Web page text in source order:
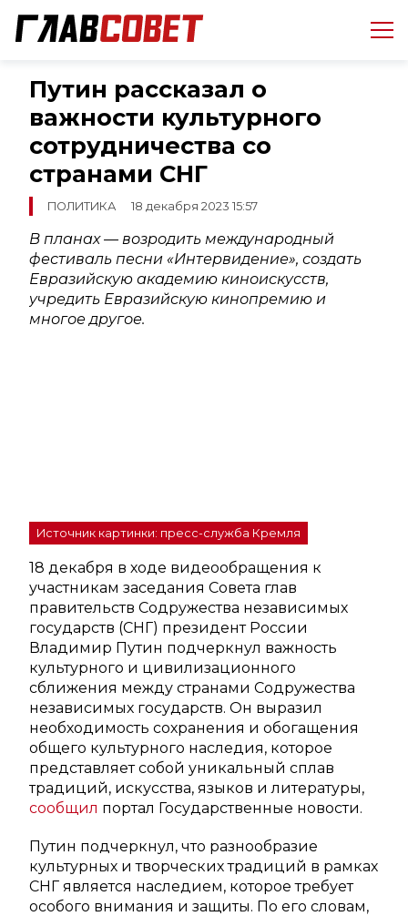
Путин рассказал о
важности культурного
сотрудничества со
странами СНГ
ПОЛИТИКА 18 декабря 2023 15:57
В планах — возродить международный
фестиваль песни «Интервидение», создать
Евразийскую академию киноискусств,
учредить Евразийскую кинопремию и
многое другое.
Источник картинки: пресс-служба Кремля
18 декабря в ходе видеообращения к
участникам заседания Совета глав
правительств Содружества независимых
государств (СНГ) президент России
Владимир Путин подчеркнул важность
культурного и цивилизационного
сближения между странами Содружества
независимых государств. Он выразил
необходимость сохранения и обогащения
общего культурного наследия, которое
представляет собой уникальный сплав
традиций, искусства, языков и литературы,
сообщил портал Государственные новости.
Путин подчеркнул, что разнообразие
культурных и творческих традиций в рамках
СНГ является наследием, которое требует
особого внимания и защиты. По его словам,